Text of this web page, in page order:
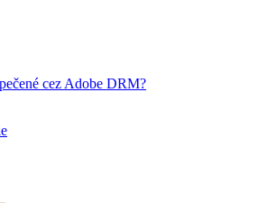
cez Adobe DRM?